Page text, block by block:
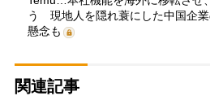
う 現地人を隠れ蓑にした中国企
懸念も
関連記事